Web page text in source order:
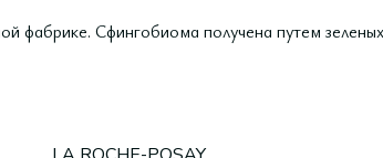
фабрике. Сфингобиома получена путем зеленых